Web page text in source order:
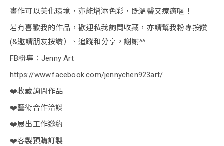
畫作可以美化環境，亦能增添色彩，既溫馨又療癒喔！
若有喜歡我的作品，歡迎私我詢問收藏，亦請幫我粉專按讚
(&邀請朋友按讚）、追蹤和分享，謝謝^^
FB粉專：Jenny Art
https://www.facebook.com/jennychen923art/
❤️收藏詢問作品
❤️藝術合作洽談
❤️展出工作邀約
❤️客製預購訂製